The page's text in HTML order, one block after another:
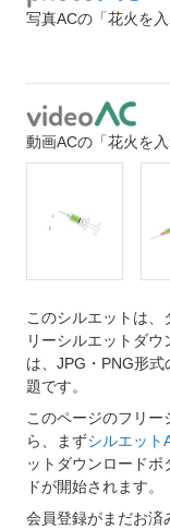
写真ACの「花火を
動画ACの「花火を
このシルエットは、
リーシルエットダ
は、JPG・PNG形
題です。
このページのフリー
ら、まずシルエット
ットダウンロード
ドが開始されます。
会員登録がまだお済